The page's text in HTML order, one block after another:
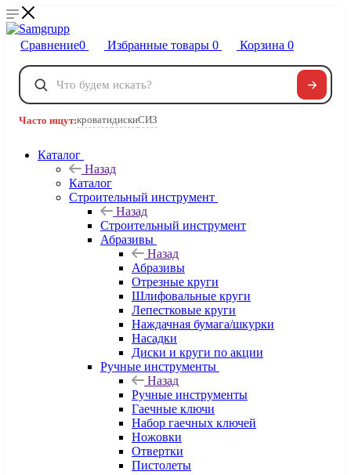
Сравнение0 Избранные товары 0 Корзина 0
Телефоны
8 800 222-40-09
Часто ищут:кроватидискиСИЗ
Каталог
Назад
Каталог
Строительный инструмент
Назад
Строительный инструмент
Абразивы
Назад
Абразивы
Отрезные круги
Шлифовальные круги
Лепестковые круги
Наждачная бумага/шкурки
Насадки
Диски и круги по акции
Ручные инструменты
Назад
Ручные инструменты
Гаечные ключи
Набор гаечных ключей
Ножовки
Отвертки
Пистолеты